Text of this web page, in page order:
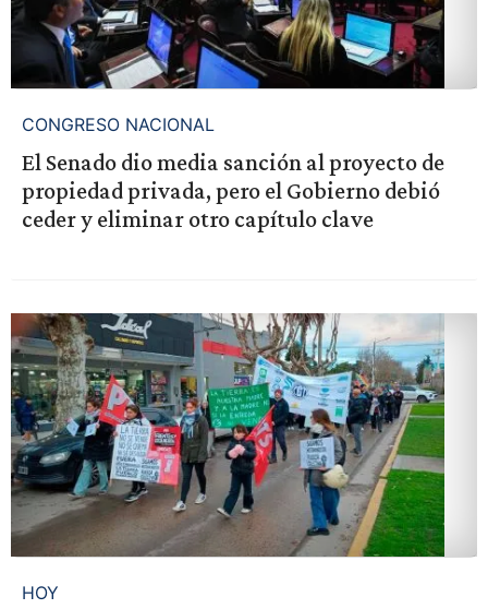
CONGRESO NACIONAL
El Senado dio media sanción al proyecto de
propiedad privada, pero el Gobierno debió
ceder y eliminar otro capítulo clave
HOY